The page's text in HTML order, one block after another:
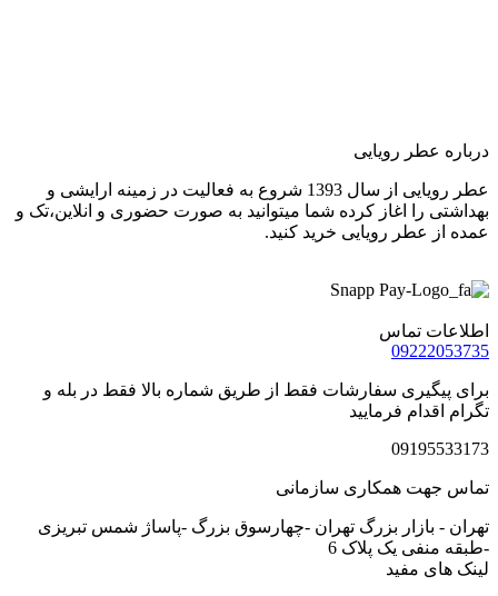
درباره عطر رویایی
عطر رویایی از سال 1393 شروع به فعالیت در زمینه ارایشی و
بهداشتی را اغاز کرده شما میتوانید به صورت حضوری و انلاین،تک و
عمده از عطر رویایی خرید کنید.
اطلاعات تماس
09222053735
برای پیگیری سفارشات فقط از طریق شماره بالا فقط در بله و
تگرام اقدام فرمایید
09195533173
تماس جهت همکاری سازمانی
تهران - بازار بزرگ تهران -چهارسوق بزرگ -پاساژ شمس تبریزی
-طبقه منفی یک پلاک 6
لینک های مفید